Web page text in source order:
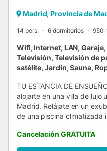
Madrid, Provincia de
14 pers. 6 dormitorios 950
Wifi, Internet, LAN,
Televisión, Televisión de
satélite, Jardín, Sauna,
TU ESTANCIA DE
alojarte en una villa de lujo
Madrid. Relájate en un
de una piscina climatizada
terraza y vistas al jardín. Y
privacidad en una villa
Cancelación GRATUITA